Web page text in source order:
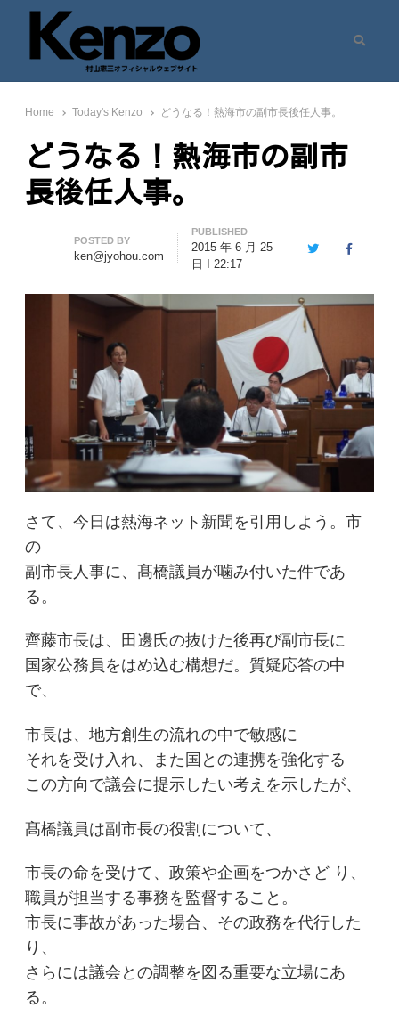
七転八起 – 村山憲三 Official Site
村山憲三ウェブサイト
Home Today's Kenzo どうなる！熱海市の副市長後任人事。
どうなる！熱海市の副市
長後任人事。
Author
POSTED BY
ken@jyohou.com
PUBLISHED
2015 年 6 月 25
日
22:17
TwitterFacebook
さて、今日は熱海ネット新聞を引用しよう。市
の
副市長人事に、髙橋議員が噛み付いた件であ
る。
齊藤市長は、田邊氏の抜けた後再び副市長に
国家公務員をはめ込む構想だ。質疑応答の中
で、
市長は、地方創生の流れの中で敏感に
それを受け入れ、また国との連携を強化する
この方向で議会に提示したい考えを示したが、
髙橋議員は副市長の役割について、
市長の命を受けて、政策や企画をつかさど り、
職員が担当する事務を監督すること。
市長に事故があった場合、その政務を代行した
り、
さらには議会との調整を図る重要な立場にあ
る。